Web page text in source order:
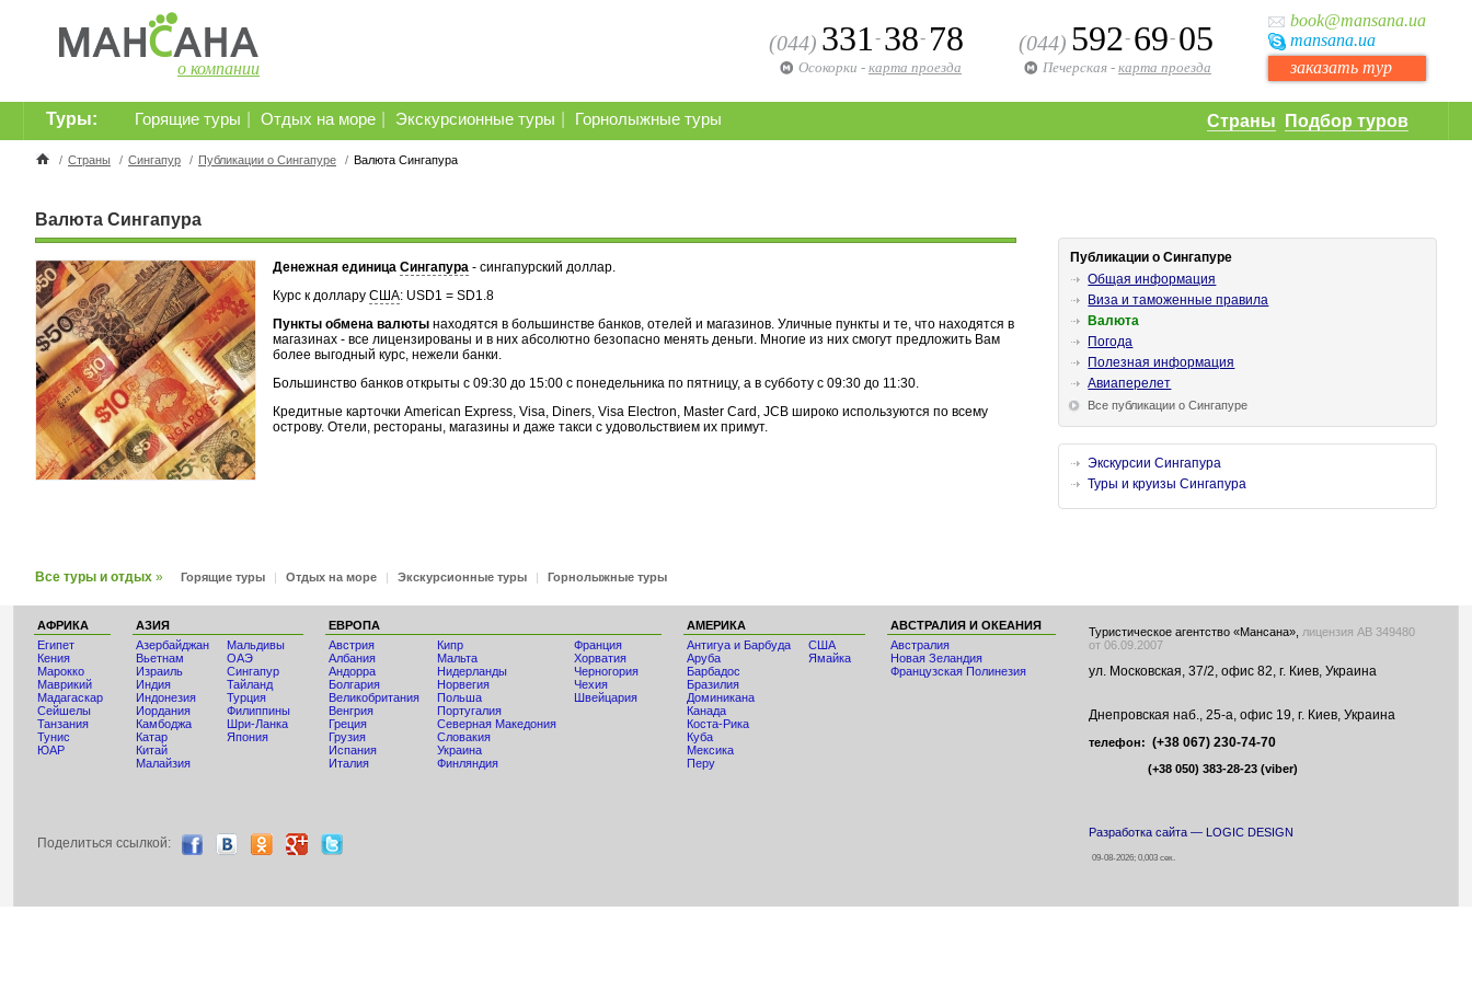
о компании
book@mansana.ua
mansana.ua
заказать тур
(044) 592- 69- 05
Печерская - карта проезда
(044) 331 - 38- 78
Осокорки - карта проезда
Страны Подбор туров
Горящие туры Отдых на море Экскурсионные туры Горнолыжные туры
Туры:
/ Страны / Сингапур / Публикации о Сингапуре / Валюта Сингапура
Валюта Сингапура
Денежная единица Сингапура - сингапурский доллар.
Курс к доллару США: USD1 = SD1.8
Пункты обмена валюты находятся в большинстве банков, отелей и магазинов. Уличные пункты и те, что находятся в
магазинах - все лицензированы и в них абсолютно безопасно менять деньги. Многие из них смогут предложить Вам
более выгодный курс, нежели банки.
Большинство банков открыты с 09:30 до 15:00 с понедельника по пятницу, а в субботу с 09:30 до 11:30.
Кредитные карточки American Express, Visa, Diners, Visa Electron, Master Card, JCB широко используются по всему
острову. Отели, рестораны, магазины и даже такси с удовольствием их примут.
Публикации о Сингапуре
Общая информация
Виза и таможенные правила
Валюта
Погода
Полезная информация
Авиаперелет
Все публикации о Сингапуре
Экскурсии Сингапура
Туры и круизы Сингапура
Все туры и отдых » Горящие туры | Отдых на море | Экскурсионные туры | Горнолыжные туры
АФРИКА
Египет
Кения
Мaрокко
Маврикий
Мадагаскар
Сейшелы
Танзания
Тунис
ЮАР
АЗИЯ
Азербайджан
Вьетнам
Израиль
Индия
Индонезия
Иордания
Камбоджа
Катар
Китай
Малайзия
Мальдивы
ОАЭ
Сингапур
Тайланд
Турция
Филиппины
Шри-Ланка
Япония
ЕВРОПА
Австрия
Албания
Андорра
Болгария
Великобритания
Венгрия
Греция
Грузия
Испания
Италия
Кипр
Мальта
Нидерланды
Норвегия
Польша
Португалия
Северная Македония
Словакия
Украина
Финляндия
Франция
Хорватия
Черногория
Чехия
Швейцария
АМЕРИКА
Антигуа и Барбуда
Аруба
Барбадос
Бразилия
Доминикана
Канада
Коста-Рика
Куба
Мексика
Перу
США
Ямайка
АВСТРАЛИЯ И ОКЕАНИЯ
Австралия
Новая Зеландия
Французская Полинезия
Поделиться ccылкой:
Туристическое агентство «Мансана», лицензия АВ 349480
от 06.09.2007
ул. Московская, 37/2, офис 82, г. Киев, Украина
Днепровская наб., 25-а, офис 19, г. Киев, Украина
телефон: (+38 067) 230-74-70
(+38 050) 383-28-23 (viber)
Разработка сайта — LOGIC DESIGN
09-08-2026; 0,003 сек.